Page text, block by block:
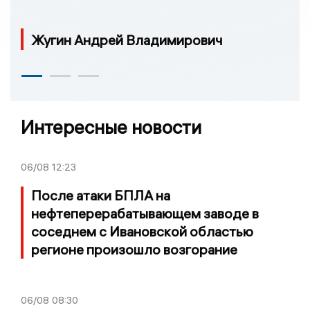
Жугин Андрей Владимирович
Интересные новости
06/08 12:23
После атаки БПЛА на
нефтеперерабатывающем заводе в
соседнем с Ивановской областью
регионе произошло возгорание
06/08 08:30